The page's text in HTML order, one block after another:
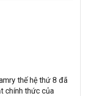
thế hệ thứ 8 đã
chính thức của